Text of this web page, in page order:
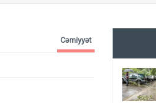
Cəmiyyət